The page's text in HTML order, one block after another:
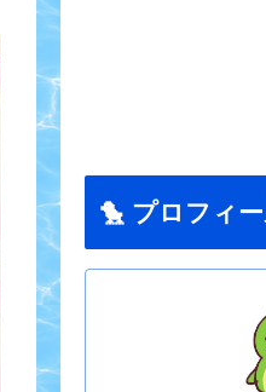
🐤 プロフィ